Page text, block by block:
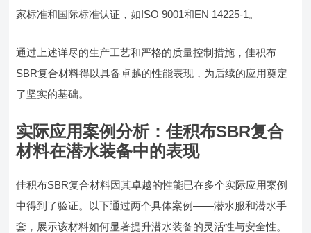
家标准和国际标准认证，如ISO 9001和EN 14225-1。
通过上述详尽的生产工艺和严格的质量控制措施，佳积布
SBR复合材料得以具备卓越的性能表现，为后续的应用奠定
了坚实的基础。
实际应用案例分析：佳积布SBR复合
材料在潜水装备中的表现
佳积布SBR复合材料因其卓越的性能已在多个实际应用案例
中得到了验证。以下通过两个具体案例——潜水服和潜水手
套，展示该材料如何显著提升潜水装备的灵活性与安全性。